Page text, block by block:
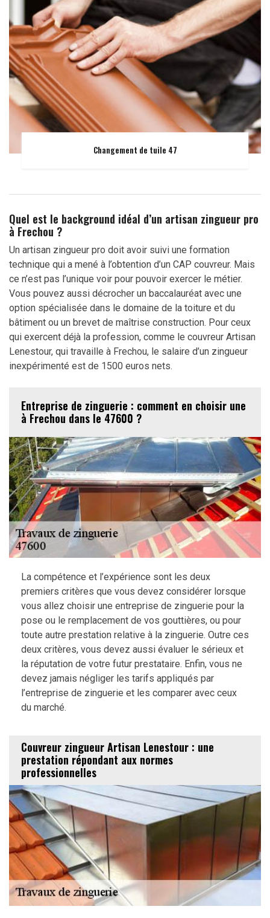
Changement de tuile 47
Quel est le background idéal d’un artisan zingueur pro
à Frechou ?
Un artisan zingueur pro doit avoir suivi une formation
technique qui a mené à l’obtention d’un CAP couvreur. Mais
ce n’est pas l’unique voir pour pouvoir exercer le métier.
Vous pouvez aussi décrocher un baccalauréat avec une
option spécialisée dans le domaine de la toiture et du
bâtiment ou un brevet de maîtrise construction. Pour ceux
qui exercent déjà la profession, comme le couvreur Artisan
Lenestour, qui travaille à Frechou, le salaire d’un zingueur
inexpérimenté est de 1500 euros nets.
Entreprise de zinguerie : comment en choisir une
à Frechou dans le 47600 ?
La compétence et l’expérience sont les deux
premiers critères que vous devez considérer lorsque
vous allez choisir une entreprise de zinguerie pour la
pose ou le remplacement de vos gouttières, ou pour
toute autre prestation relative à la zinguerie. Outre ces
deux critères, vous devez aussi évaluer le sérieux et
la réputation de votre futur prestataire. Enfin, vous ne
devez jamais négliger les tarifs appliqués par
l’entreprise de zinguerie et les comparer avec ceux
du marché.
Couvreur zingueur Artisan Lenestour : une
prestation répondant aux normes
professionnelles